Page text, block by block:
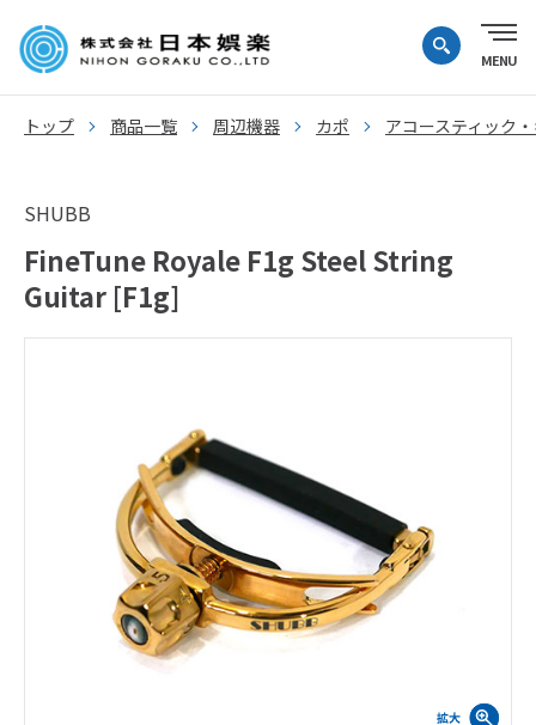
トップ 商品一覧 周辺機器 カポ アコースティック
SHUBB
FineTune Royale F1g Steel String
Guitar [F1g]